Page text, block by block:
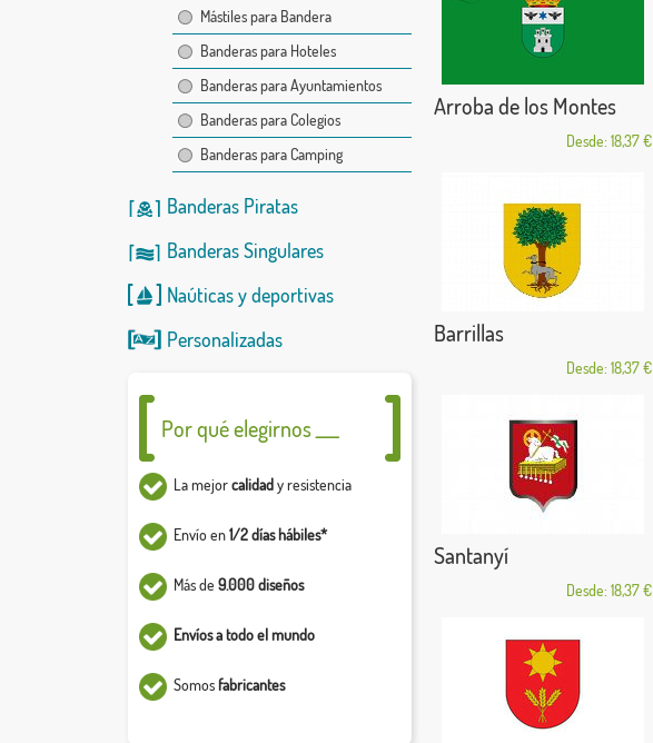
Mástiles para Bandera
Banderas para Hoteles
Banderas para Ayuntamientos
Banderas para Colegios
Banderas para Camping
Banderas Piratas
Banderas Singulares
Naúticasydeportivas
Personalizadas
Por qué elegirnos ___
La mejorcalidady resistencia
Envío en1/2 días hábiles*
Más de 9.000 diseños
Envíos a todo el mundo
Somosfabricantes
Arroba de los Montes
Desde: 18,37 €
Barrillas
Desde: 18,37 €
Santanyí
Desde: 18,37 €